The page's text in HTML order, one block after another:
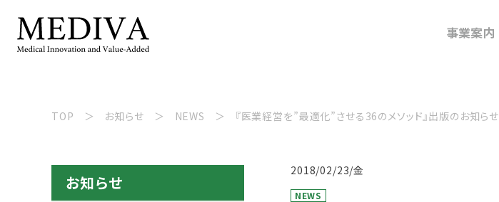
事業案内
TOP お知らせ NEWS 『医業経営を”最適化”させる36のメソッド』出版のお知らせ
お知らせ
2018/02/23/金
NEWS